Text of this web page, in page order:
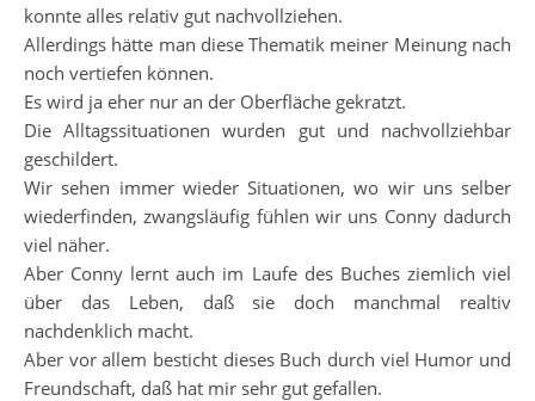
konnte alles relativ gut nachvollziehen.
Allerdings hätte man diese Thematik meiner Meinung nach
noch vertiefen können.
Es wird ja eher nur an der Oberfläche gekratzt.
Die Alltagssituationen wurden gut und nachvollziehbar
geschildert.
Wir sehen immer wieder Situationen, wo wir uns selber
wiederfinden, zwangsläufig fühlen wir uns Conny dadurch
viel näher.
Aber Conny lernt auch im Laufe des Buches ziemlich viel
über das Leben, daß sie doch manchmal realtiv
nachdenklich macht.
Aber vor allem besticht dieses Buch durch viel Humor und
Freundschaft, daß hat mir sehr gut gefallen.